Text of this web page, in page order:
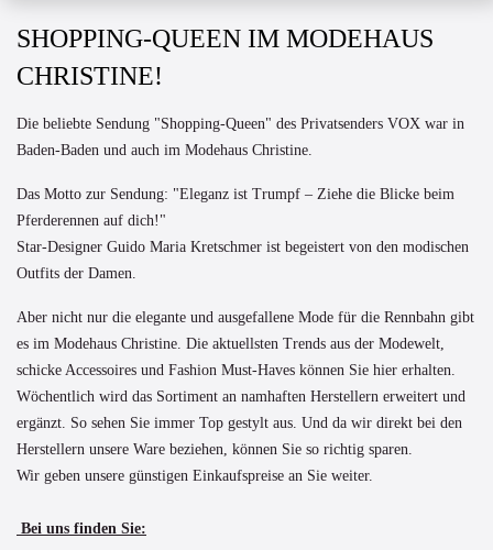
SHOPPING-QUEEN IM MODEHAUS
CHRISTINE!
Die beliebte Sendung "Shopping-Queen" des Privatsenders VOX war in
Baden-Baden und auch im Modehaus Christine.
Das Motto zur Sendung: "Eleganz ist Trumpf – Ziehe die Blicke beim
Pferderennen auf dich!"
Star-Designer Guido Maria Kretschmer ist begeistert von den modischen
Outfits der Damen.
Aber nicht nur die elegante und ausgefallene Mode für die Rennbahn gibt
es im Modehaus Christine. Die aktuellsten Trends aus der Modewelt,
schicke Accessoires und Fashion Must-Haves können Sie hier erhalten.
Wöchentlich wird das Sortiment an namhaften Herstellern erweitert und
ergänzt. So sehen Sie immer Top gestylt aus. Und da wir direkt bei den
Herstellern unsere Ware beziehen, können Sie so richtig sparen.
Wir geben unsere günstigen Einkaufspreise an Sie weiter.
Bei uns finden Sie: